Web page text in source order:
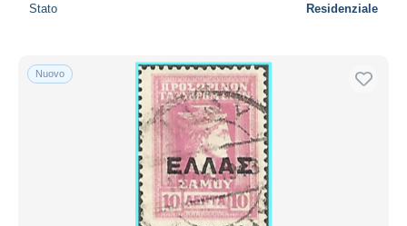
Stato Residenziale
Nuovo